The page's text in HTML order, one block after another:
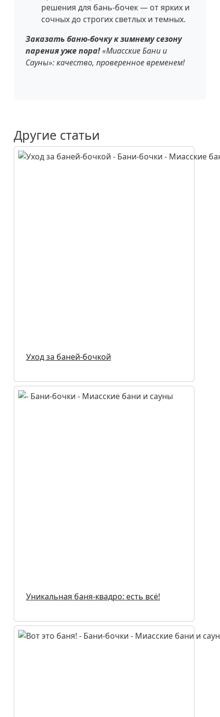
решения для бань-бочек — от ярких и
сочных до строгих светлых и темных.
Заказать баню-бочку к зимнему сезону
парения уже пора!«Миасские Бани и
Сауны»: качество, проверенное временем!
Другие статьи
Уход за баней-бочкой
Уникальная баня-квадро: есть всё!